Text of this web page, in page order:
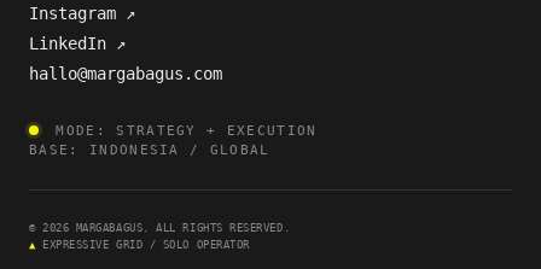
Instagram ↗
LinkedIn ↗
hallo@margabagus.com
MODE: STRATEGY + EXECUTION
BASE: INDONESIA / GLOBAL
© 2026 MARGABAGUS. ALL RIGHTS RESERVED.
▲ EXPRESSIVE GRID / SOLO OPERATOR